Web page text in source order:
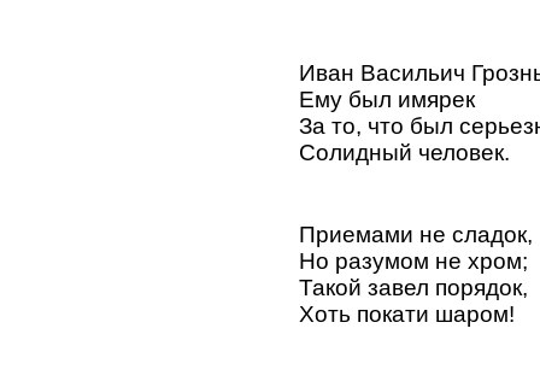
Иван Васильич
Ему был имярек
За то, что был
Солидный человек.
Приемами не сладок,
Но разумом не хром;
Такой завел порядок,
Хоть покати шаром!